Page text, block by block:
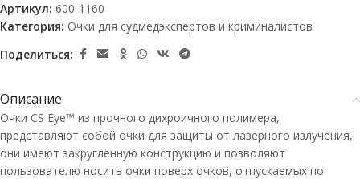
Артикул: 600-1160
Категория: Очки для судмедэкспертов и криминалистов
Поделиться:
Описание
Очки CS Eye™ из прочного дихроичного полимера,
представляют собой очки для защиты от лазерного излучения,
они имеют закругленную конструкцию и позволяют
пользователю носить очки поверх очков, отпускаемых по